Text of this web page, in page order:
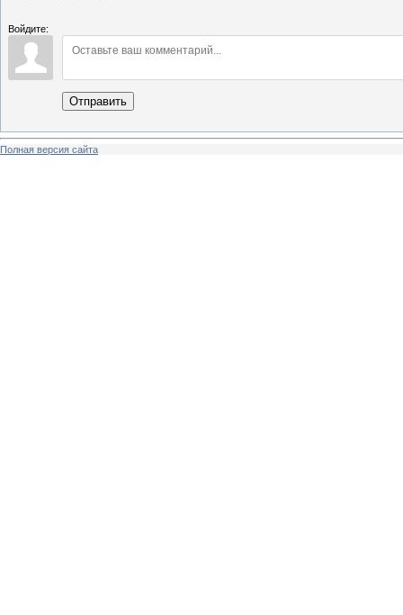
Войдите:
Отправить
Полная версия сайта